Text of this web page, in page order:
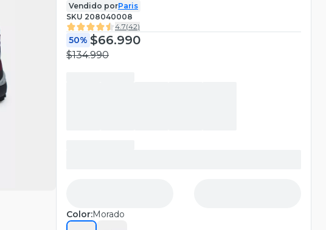
Vendido porParis
SKU 208040008
4.7(42)
50% $66.990
$134.990
Color:Morado